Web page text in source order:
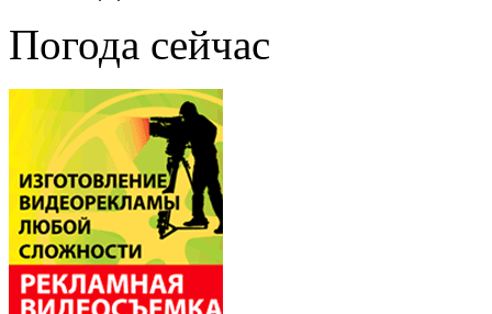
Погода сейчас